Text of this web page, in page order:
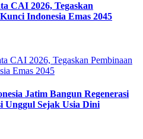
CAI 2026, Tegaskan
Indonesia Emas 2045
Jatim Bangun Regenerasi
Unggul Sejak Usia Dini